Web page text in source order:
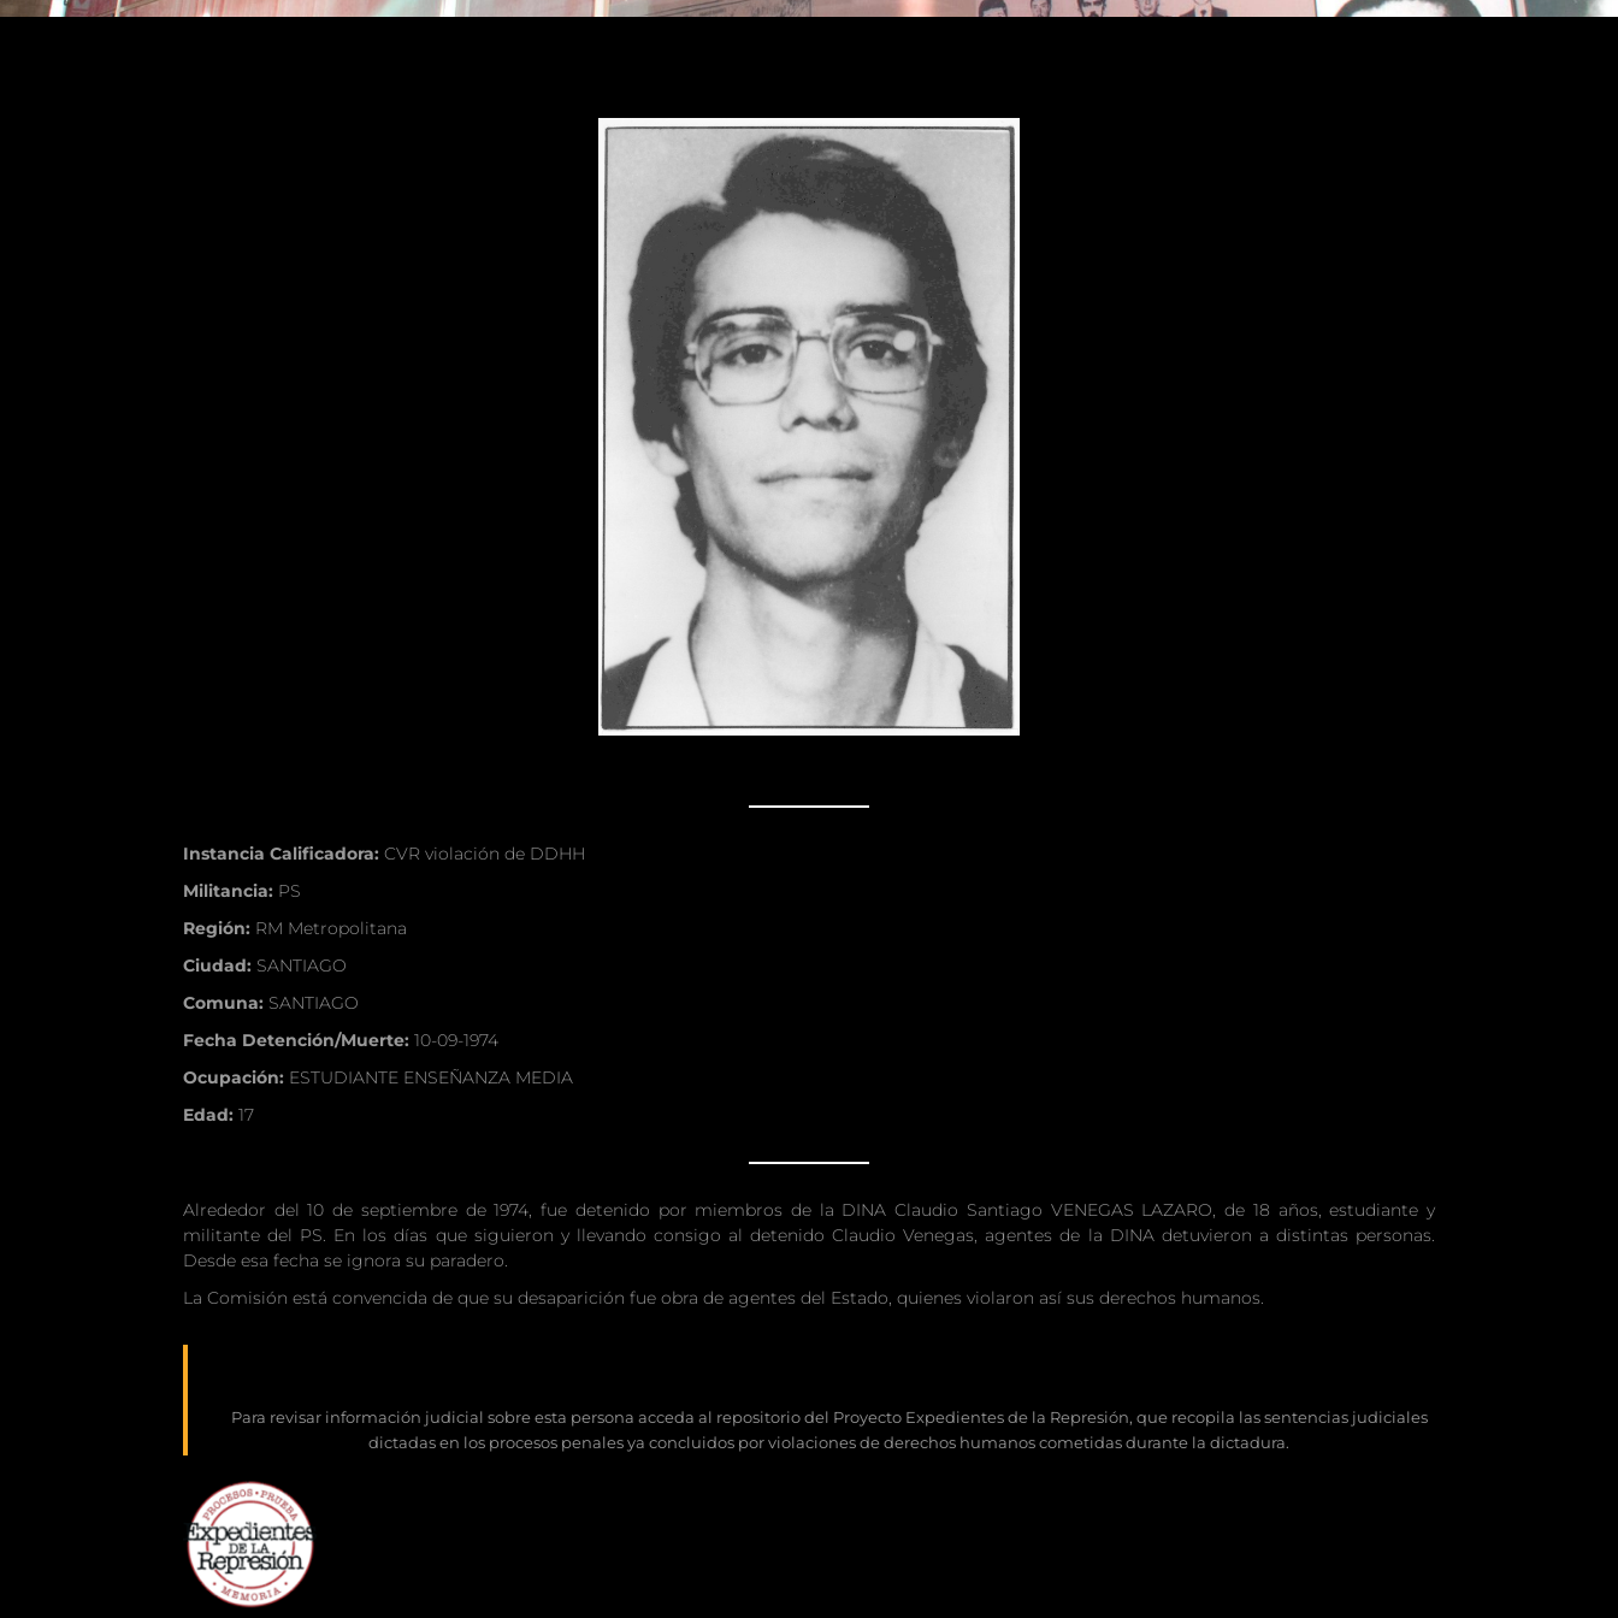
Instancia Calificadora: CVR violación de DDHH
Militancia: PS
Región: RM Metropolitana
Ciudad: SANTIAGO
Comuna: SANTIAGO
Fecha Detención/Muerte: 10-09-1974
Ocupación: ESTUDIANTE ENSEÑANZA MEDIA
Edad: 17
Alrededor del 10 de septiembre de 1974, fue detenido por miembros de la DINA Claudio Santiago VENEGAS LAZARO, de 18 años, estudiante y
militante del PS. En los días que siguieron y llevando consigo al detenido Claudio Venegas, agentes de la DINA detuvieron a distintas personas.
Desde esa fecha se ignora su paradero.
La Comisión está convencida de que su desaparición fue obra de agentes del Estado, quienes violaron así sus derechos humanos.
Para revisar información judicial sobre esta persona acceda al repositorio del Proyecto Expedientes de la Represión, que recopila las sentencias judiciales
dictadas en los procesos penales ya concluidos por violaciones de derechos humanos cometidas durante la dictadura.